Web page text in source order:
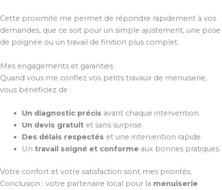
Cette proximité me permet de répondre rapidement à vos
demandes, que ce soit pour un simple ajustement, une pose
de poignée ou un travail de finition plus complet.
Mes engagements et garanties
Quand vous me confiez vos petits travaux de menuiserie,
vous bénéficiez de :
Un diagnostic précis avant chaque intervention.
Un devis gratuitet sans surprise.
Des délais respectés et une intervention rapide.
Un travail soigné et conformeaux bonnes pratiques.
Votre confort et votre satisfaction sont mes priorités.
Conclusion : votre partenaire local pour la menuiserie